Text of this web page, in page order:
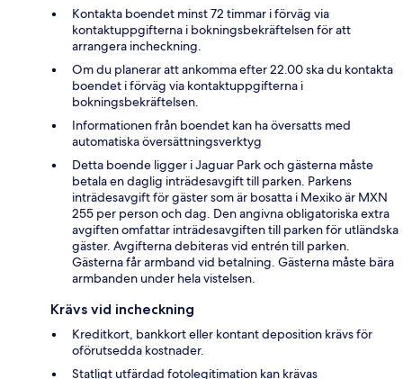
Kontakta boendet minst 72 timmar i förväg via
kontaktuppgifterna i bokningsbekräftelsen för att
arrangera incheckning.
Om du planerar att ankomma efter 22.00 ska du kontakta
boendet i förväg via kontaktuppgifterna i
bokningsbekräftelsen.
Informationen från boendet kan ha översatts med
automatiska översättningsverktyg
Detta boende ligger i Jaguar Park och gästerna måste
betala en daglig inträdesavgift till parken. Parkens
inträdesavgift för gäster som är bosatta i Mexiko är MXN
255 per person och dag. Den angivna obligatoriska extra
avgiften omfattar inträdesavgiften till parken för utländska
gäster. Avgifterna debiteras vid entrén till parken.
Gästerna får armband vid betalning. Gästerna måste bära
armbanden under hela vistelsen.
Krävs vid incheckning
Kreditkort, bankkort eller kontant deposition krävs för
oförutsedda kostnader.
Statligt utfärdad fotolegitimation kan krävas